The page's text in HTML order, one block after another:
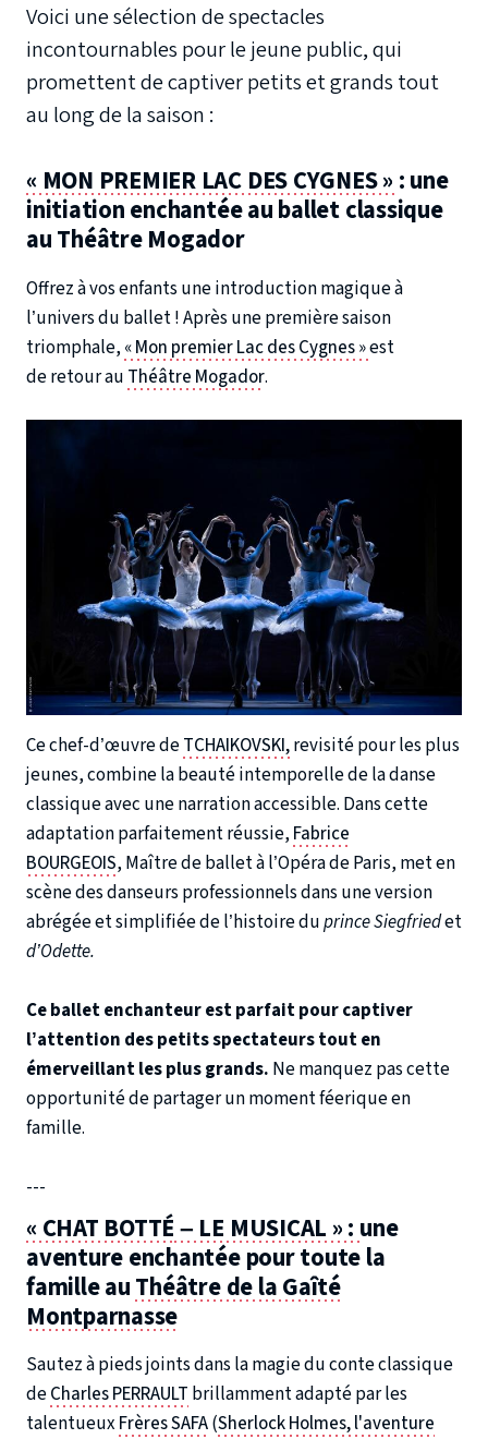
Voici une sélection de spectacles
incontournables pour le jeune public, qui
promettent de captiver petits et grands tout
au long de la saison :
« MON PREMIER LAC DES CYGNES » : une
initiation enchantée au ballet classique
au Théâtre Mogador
Offrez à vos enfants une introduction magique à
l’univers du ballet ! Après une première saison
triomphale, « Mon premier Lac des Cygnes »est
de retour au Théâtre Mogador.
Ce chef-d’œuvre deTCHAIKOVSKI,revisité pour les plus
jeunes, combine la beauté intemporelle de la danse
classique avec une narration accessible. Dans cette
adaptation parfaitement réussie, Fabrice
BOURGEOIS, Maître de ballet à l’Opéra de Paris, met en
scène des danseurs professionnels dans une version
abrégée et simplifiée de l’histoire duprince Siegfriedet
d’Odette.
Ce ballet enchanteur est parfait pour captiver
l’attention des petits spectateurs tout en
émerveillant les plus grands. Ne manquez pas cette
opportunité de partager un moment féerique en
famille.
---
« CHAT BOTTÉ– LE MUSICAL » : une
aventure enchantée pour toute la
famille auThéâtre de la Gaîté
Montparnasse
Sautez à pieds joints dans la magie du conte classique
deCharles PERRAULT brillamment adapté par les
talentueux Frères SAFA(Sherlock Holmes, l'aventure